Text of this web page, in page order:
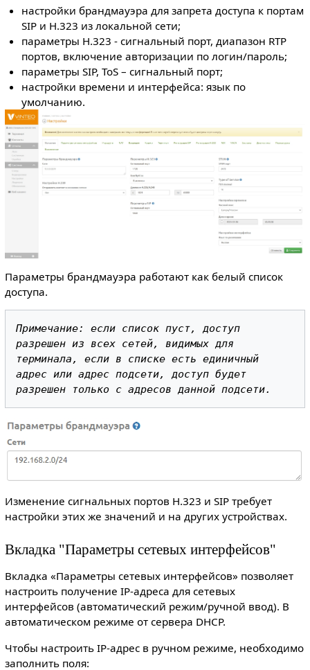
настройки брандмауэра для запрета доступа к портам
SIP и H.323 из локальной сети;
параметры H.323 - сигнальный порт, диапазон RTP
портов, включение авторизации по логин/пароль;
параметры SIP, ToS – сигнальный порт;
настройки времени и интерфейса: язык по
умолчанию.
Параметры брандмауэра работают как белый список
доступа.
Примечание: если список пуст, доступ
разрешен из всех сетей, видимых для
терминала, если в списке есть единичный
адрес или адрес подсети, доступ будет
разрешен только с адресов данной подсети.
Изменение сигнальных портов H.323 и SIP требует
настройки этих же значений и на других устройствах.
Вкладка "Параметры сетевых интерфейсов"
Вкладка «Параметры сетевых интерфейсов» позволяет
настроить получение IP-адреса для сетевых
интерфейсов (автоматический режим/ручной ввод). В
автоматическом режиме от сервера DHCP.
Чтобы настроить IP-адрес в ручном режиме, необходимо
заполнить поля: